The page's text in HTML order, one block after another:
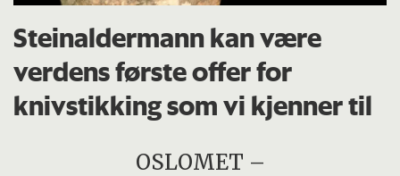
Steinaldermann kan være
verdens første offer for
knivstikking som vi kjenner til
OSLOMET –